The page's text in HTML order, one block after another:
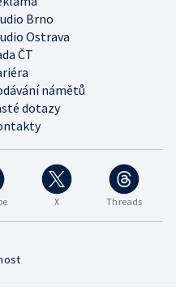
Brno
Ostrava
ČT
námětů
dotazy
X Threads